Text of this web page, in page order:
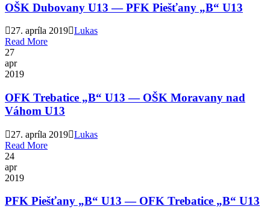
OŠK Dubovany U13 — PFK Piešťany „B“ U13
27. apríla 2019 Lukas
Read More
27
apr
2019
OFK Trebatice „B“ U13 — OŠK Moravany nad
Váhom U13
27. apríla 2019 Lukas
Read More
24
apr
2019
PFK Piešťany „B“ U13 — OFK Trebatice „B“ U13